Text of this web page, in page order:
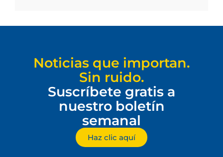
Noticias que importan.
Sin ruido.
Suscríbete gratis a
nuestro boletín
semanal
Haz clic aquí